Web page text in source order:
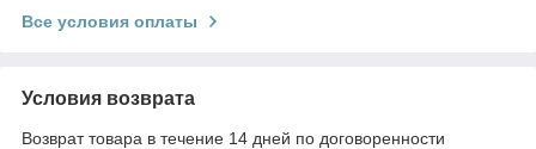
Все условия оплаты
Условия возврата
Возврат товара в течение 14 дней по договоренности